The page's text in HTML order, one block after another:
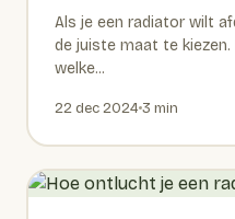
Als je een radiator wilt
de juiste maat te
welke...
22 dec 2024 3 min